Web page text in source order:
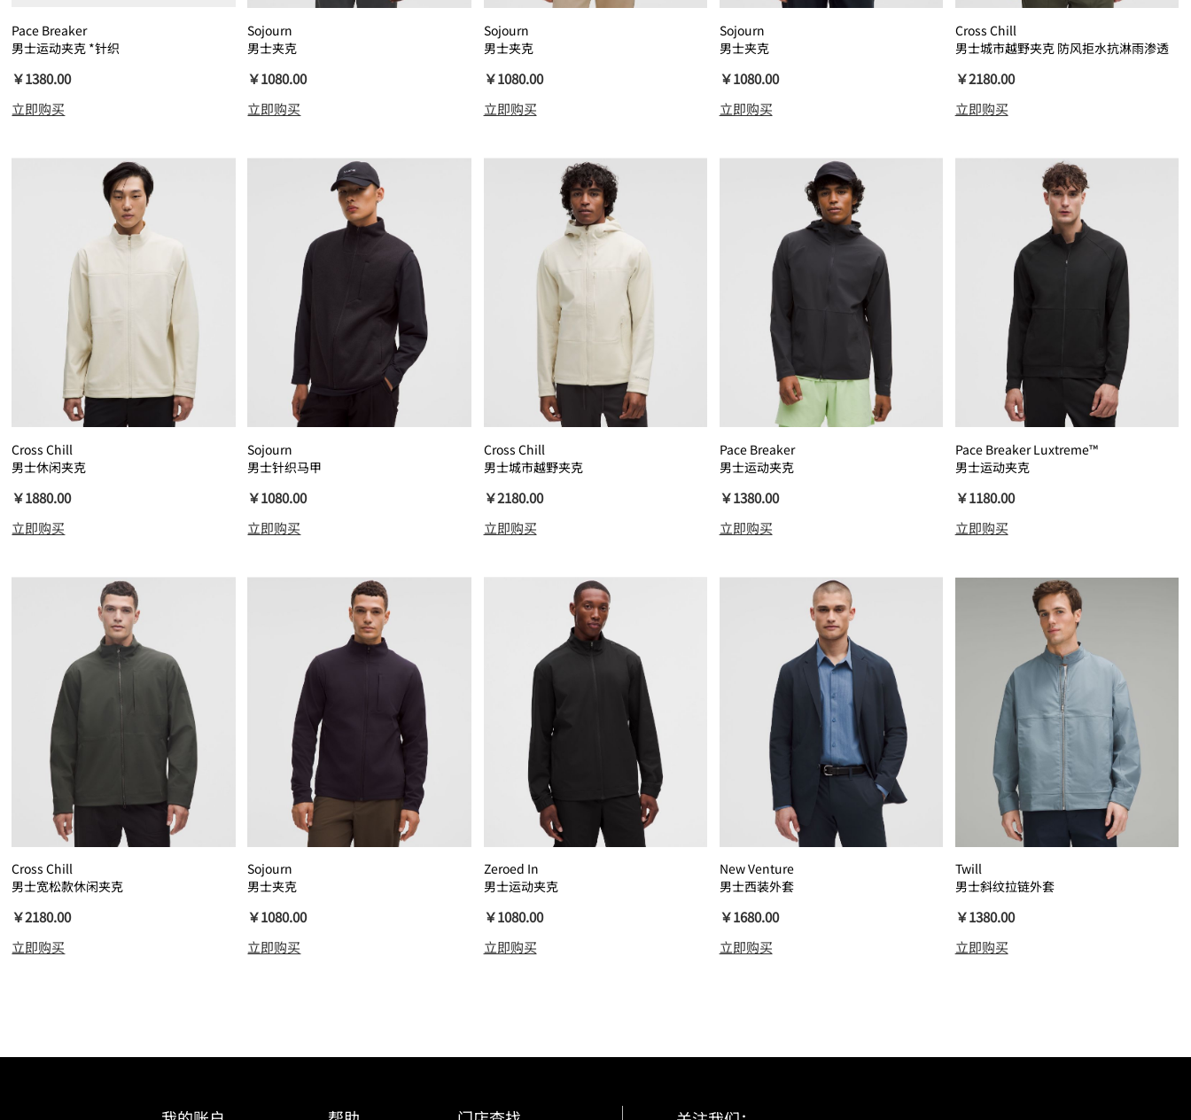
Pace Breaker
男士运动夹克 *针织
￥1380.00
立即购买
Sojourn
男士夹克
￥1080.00
立即购买
Sojourn
男士夹克
￥1080.00
立即购买
Sojourn
男士夹克
￥1080.00
立即购买
Cross Chill
男士城市越野夹克 防风拒水抗淋雨渗透
￥2180.00
立即购买
Cross Chill
男士休闲夹克
￥1880.00
立即购买
Sojourn
男士针织马甲
￥1080.00
立即购买
Cross Chill
男士城市越野夹克
￥2180.00
立即购买
Pace Breaker
男士运动夹克
￥1380.00
立即购买
Pace Breaker Luxtreme™
男士运动夹克
￥1180.00
立即购买
Cross Chill
男士宽松款休闲夹克
￥2180.00
立即购买
Sojourn
男士夹克
￥1080.00
立即购买
Zeroed In
男士运动夹克
￥1080.00
立即购买
New Venture
男士西装外套
￥1680.00
立即购买
Twill
男士斜纹拉链外套
￥1380.00
立即购买